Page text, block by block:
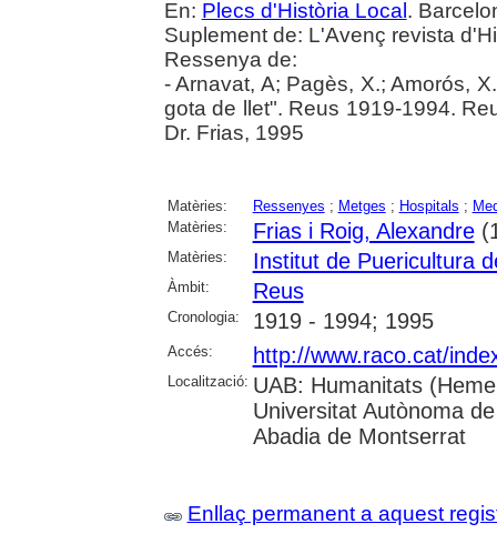
En: Plecs d'Història Local .
Suplement de: L'Avenç revista
Ressenya de:
- Arnavat, A; Pagès, X.; Amorós,
gota de llet". Reus 1919-1994.
Dr. Frias, 1995
Matèries: Ressenyes ; Metges ; Hospitals ;
Matèries:
Frias i Roig, Alexandre
Matèries: Institut de Puericultura
Àmbit: Reus
Cronologia: 1919 - 1994; 1995
Accés: http://www.raco.cat/
Localització: UAB: Humanitats
Universitat Autònoma
Abadia de Montserrat
Enllaç permanent a aquest